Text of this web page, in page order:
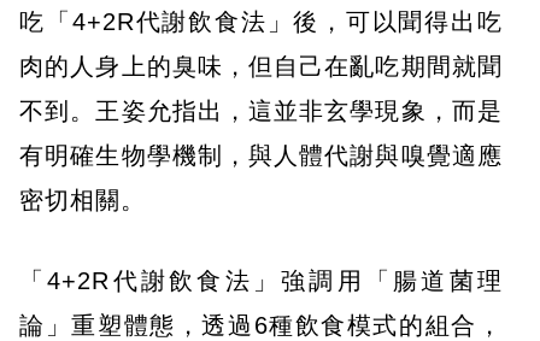
吃「4+2R代謝飲食法」後，可以聞得出吃
肉的人身上的臭味，但自己在亂吃期間就聞
不到。王姿允指出，這並非玄學現象，而是
有明確生物學機制，與人體代謝與嗅覺適應
密切相關。
「4+2R代謝飲食法」強調用「腸道菌理
論」重塑體態，透過6種飲食模式的組合，